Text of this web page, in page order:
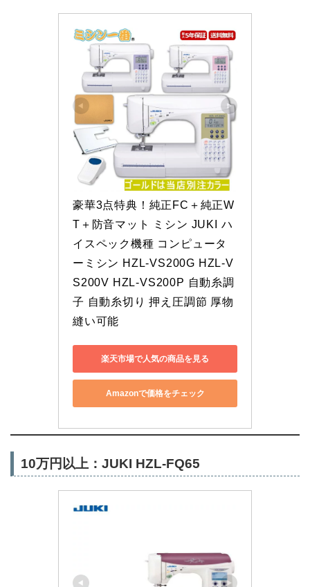
豪華3点特典！純正FC＋純正W
T＋防音マット ミシン JUKI ハ
イスペック機種 コンピュータ
ーミシン HZL-VS200G HZL-V
S200V HZL-VS200P 自動糸調
子 自動糸切り 押え圧調節 厚物
縫い可能
楽天市場で人気の商品を見る
Amazonで価格をチェック
10万円以上：JUKI HZL-FQ65